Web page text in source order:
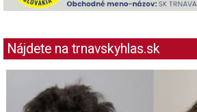
Nájdete na trnavskyhlas.sk